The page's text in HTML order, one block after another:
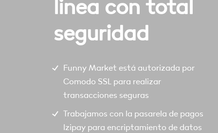
linea con total
seguridad
Funny Market está autorizada por
Comodo SSL para realizar
transacciones seguras
Trabajamos con la pasarela de pagos
Izipay para encriptamiento de datos